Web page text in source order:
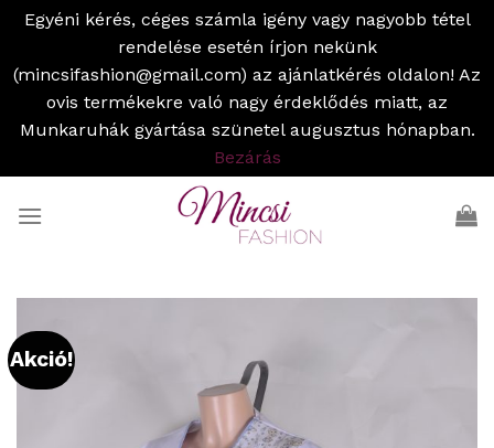
Egyéni kérés, céges számla igény vagy nagyobb tétel
rendelése esetén írjon nekünk
(mincsifashion@gmail.com) az ajánlatkérés oldalon! Az
ovis termékekre való nagy érdeklődés miatt, az
Munkaruhák gyártása szünetel augusztus hónapban.
Bezárás
Akció!